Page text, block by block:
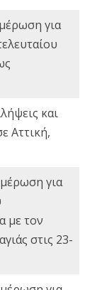
για
και
Αττική,
για
με τον
στις 23-